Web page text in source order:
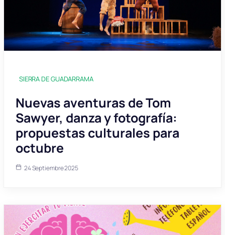
SIERRA DE GUADARRAMA
Nuevas aventuras de Tom
Sawyer, danza y fotografía:
propuestas culturales para
octubre
24 Septiembre 2025